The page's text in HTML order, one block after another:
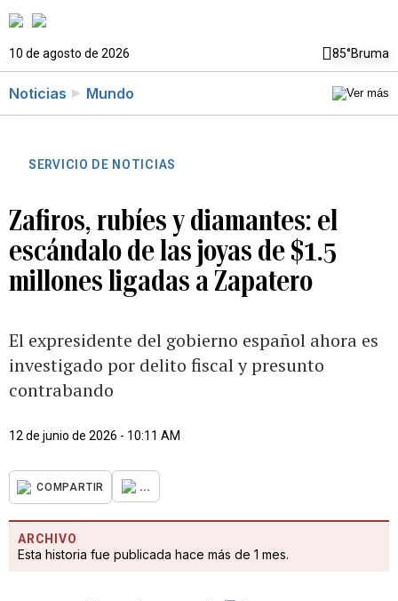
10 de agosto de 2026 85°Bruma
Noticias Mundo
SERVICIO DE NOTICIAS
Zafiros, rubíes y diamantes: el
escándalo de las joyas de $1.5
millones ligadas a Zapatero
El expresidente del gobierno español ahora es
investigado por delito fiscal y presunto
contrabando
12 de junio de 2026 - 10:11 AM
COMPARTIR ...
ARCHIVO
Esta historia fue publicada hace más de 1 mes.